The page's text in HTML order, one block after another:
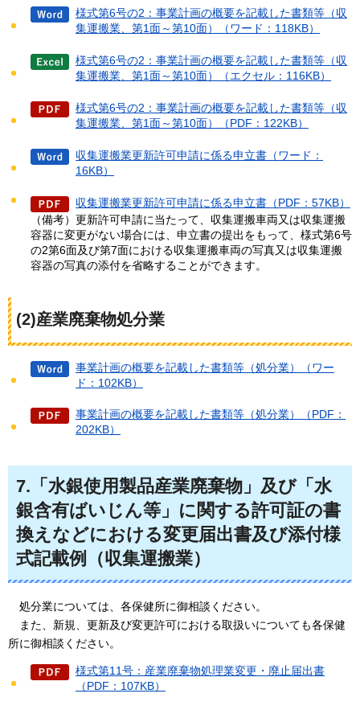
様式第6号の2：事業計画の概要を記載した書類等（収
集運搬業、第1面～第10面）（ワード：118KB）
様式第6号の2：事業計画の概要を記載した書類等（収
集運搬業、第1面～第10面）（エクセル：116KB）
様式第6号の2：事業計画の概要を記載した書類等（収
集運搬業、第1面～第10面）（PDF：122KB）
収集運搬業更新許可申請に係る申立書（ワード：
16KB）
収集運搬業更新許可申請に係る申立書（PDF：57KB）
（備考）更新許可申請に当たって、収集運搬車両又は収集運搬
容器に変更がない場合には、申立書の提出をもって、様式第6号
の2第6面及び第7面における収集運搬車両の写真又は収集運搬
容器の写真の添付を省略することができます。
(2)産業廃棄物処分業
事業計画の概要を記載した書類等（処分業）（ワー
ド：102KB）
事業計画の概要を記載した書類等（処分業）（PDF：
202KB）
7.「水銀使用製品産業廃棄物」及び「水
銀含有ばいじん等」に関する許可証の書
換えなどにおける変更届出書及び添付様
式記載例（収集運搬業）
処分業については、各保健所に御相談ください。
また 、新規、更新及び変更許可における取扱いについても各保健
所に御相談ください。
様式第11号：産業廃棄物処理業変更・廃止届出書
（PDF：107KB）